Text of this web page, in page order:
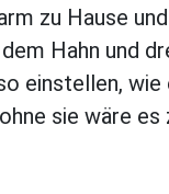
zu Hause
Hahn und
einstellen,
sie wäre